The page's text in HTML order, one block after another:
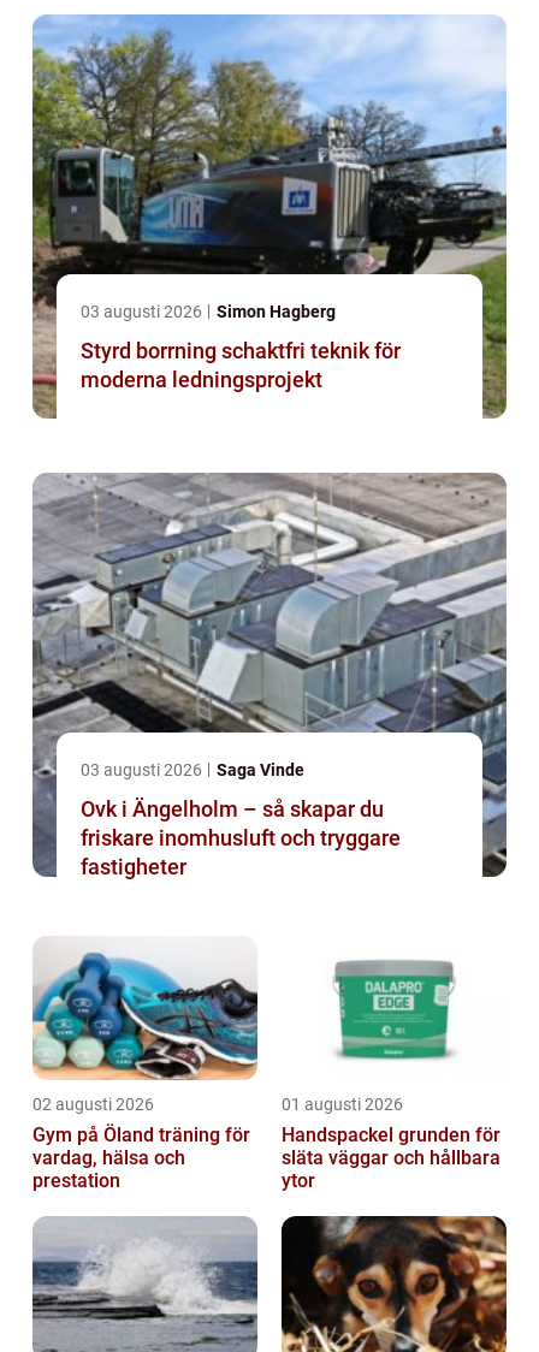
03 augusti 2026 Simon Hagberg
Styrd borrning schaktfri teknik för
moderna ledningsprojekt
03 augusti 2026 Saga Vinde
Ovk i Ängelholm – så skapar du
friskare inomhusluft och tryggare
fastigheter
02 augusti 2026
Gym på Öland träning för
vardag, hälsa och
prestation
01 augusti 2026
Handspackel grunden för
släta väggar och hållbara
ytor